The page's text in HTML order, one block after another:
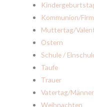
Kommunion/
Muttertag/
Ostern
Schule /
Taufe
Trauer
Vatertag/
Weihnachten